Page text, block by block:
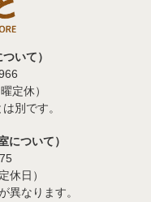
いて）
定休）
別です。
について）
休日）
異なります。